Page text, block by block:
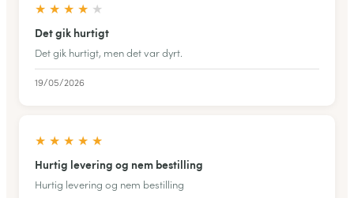
★ ★ ★ ★ ★
Det gik hurtigt
Det gik hurtigt, men det var dyrt.
19/05/2026
★ ★ ★ ★ ★
Hurtig levering og nem bestilling
Hurtig levering og nem bestilling